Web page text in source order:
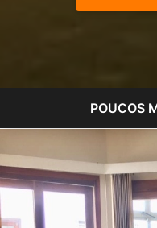
POUCOS